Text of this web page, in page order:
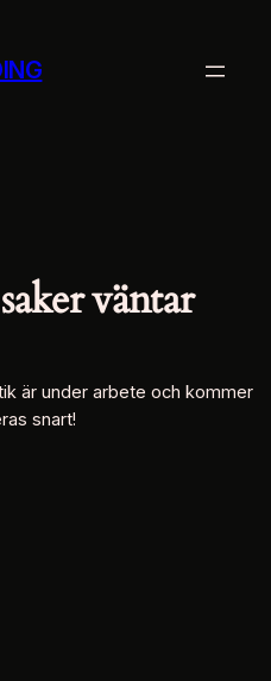
väntar
är under arbete och kommer
snart!